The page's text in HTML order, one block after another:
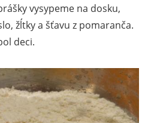
vysypeme na dosku,
žĺtky a šťavu z pomaranča.
deci.